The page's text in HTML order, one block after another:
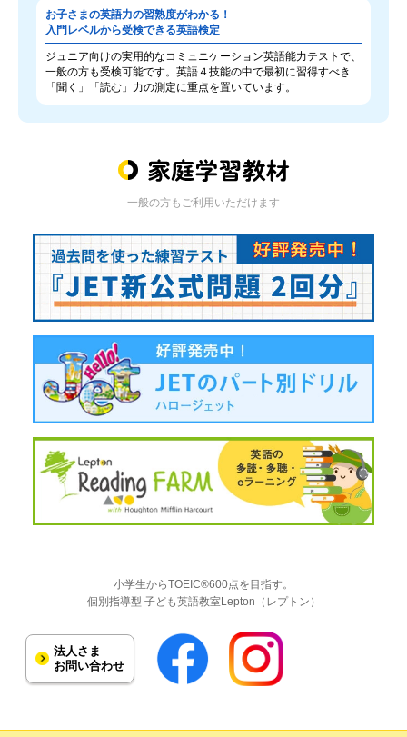
お子さまの英語力の習熟度がわかる！
入門レベルから受検できる英語検定
ジュニア向けの実用的なコミュニケーション英語能力テストで、
一般の方も受検可能です。英語４技能の中で最初に習得すべき
「聞く」「読む」力の測定に重点を置いています。
一般の方もご利用いただけます
小学生からTOEIC®600点を目指す。
個別指導型 子ども英語教室Lepton（レプトン）
法人さま
お問い合わせ